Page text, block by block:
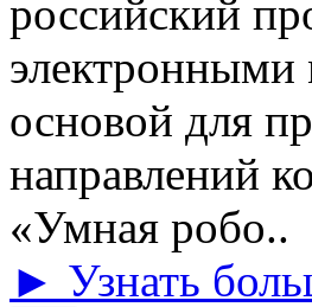
российский
электронными
основой для
направлений
«Умная робо..
► Узнать